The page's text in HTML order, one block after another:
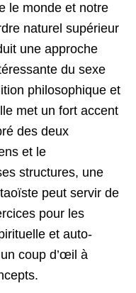
le monde et notre
naturel supérieur
une approche
du sexe
philosophique et
met un fort accent
des deux
et le
structures, une
peut servir de
pour les
et auto-
coup d’œil à